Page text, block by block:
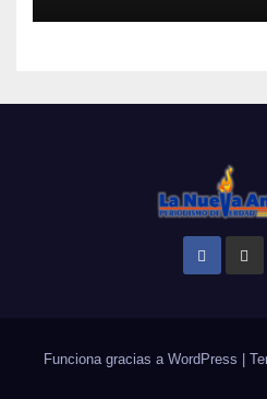
Funciona gracias a WordPress